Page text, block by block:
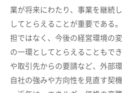
業が将来にわたり、事業を継続
してとらえることが重要である
担ではなく、今後の経営環境の
の一環としてとらえることもで
や取引先からの要請など、外部
自社の強みや方向性を見直す契